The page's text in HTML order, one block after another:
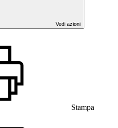
Vedi azioni
Stampa